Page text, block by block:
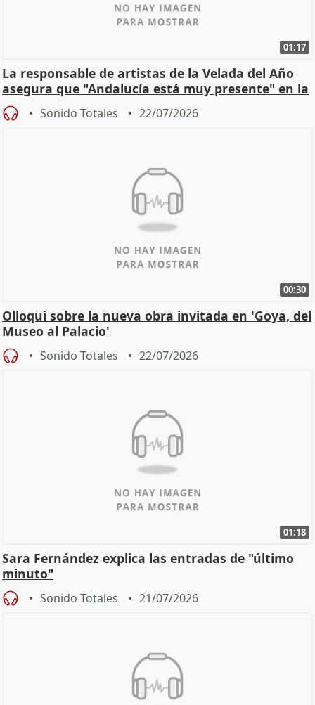
01:17
La responsable de artistas de la Velada del Año
asegura que "Andalucía está muy presente" en la
cita
Sonido Totales 22/07/2026
00:30
Olloqui sobre la nueva obra invitada en 'Goya, del
Museo al Palacio'
Sonido Totales 22/07/2026
01:18
Sara Fernández explica las entradas de "último
minuto"
Sonido Totales 21/07/2026